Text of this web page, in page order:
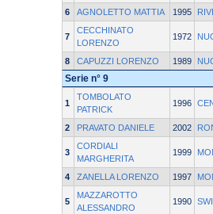
6
AGNOLETTO MATTIA 1995
7
CECCHINATO
LORENZO
1972
8 CAPUZZI LORENZO 1989
Serie n° 9
1
TOMBOLATO
PATRICK
1996
2 PRAVATO DANIELE 2002
3
CORDIALI
MARGHERITA
1999
4 ZANELLA LORENZO 1997
5
MAZZAROTTO
ALESSANDRO
1990